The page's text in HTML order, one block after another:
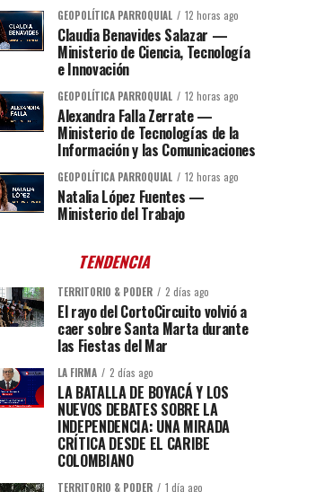
GEOPOLÍTICA PARROQUIAL 12 horas ago
Claudia Benavides Salazar —
Ministerio de Ciencia, Tecnología
e Innovación
GEOPOLÍTICA PARROQUIAL 12 horas ago
Alexandra Falla Zerrate —
Ministerio de Tecnologías de la
Información y las Comunicaciones
GEOPOLÍTICA PARROQUIAL 12 horas ago
Natalia López Fuentes —
Ministerio del Trabajo
TENDENCIA
TERRITORIO & PODER 2 días ago
El rayo del CortoCircuito volvió a
caer sobre Santa Marta durante
las Fiestas del Mar
LA FIRMA 2 días ago
LA BATALLA DE BOYACÁ Y LOS
NUEVOS DEBATES SOBRE LA
INDEPENDENCIA: UNA MIRADA
CRÍTICA DESDE EL CARIBE
COLOMBIANO
TERRITORIO & PODER 1 día ago